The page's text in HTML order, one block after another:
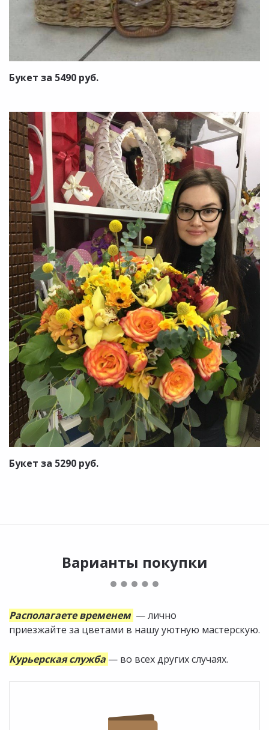
Букет за 5490 руб.
Букет за 5290 руб.
Варианты покупки
Располагаете временем — лично
приезжайте за цветами в нашу уютную мастерскую.
Курьерская служба — во всех других случаях.